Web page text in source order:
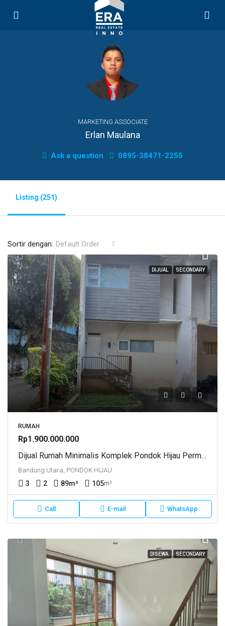
MARKETING ASSOCIATE
Erlan Maulana
Ask a question 0895-38471-2255
Listing (251)
Sortir dengan: Default Order
DIJUAL SECONDARY
RUMAH
Rp1.900.000.000
Dijual Rumah Minimalis Komplek Pondok Hijau Permai Eucalyptus Bandung Utara
Bandung Utara, PONDOK HIJAU
3 2 89m² 105m²
Call E-mail WhatsApp
DISEWA SECONDARY